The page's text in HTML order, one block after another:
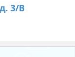
3/В